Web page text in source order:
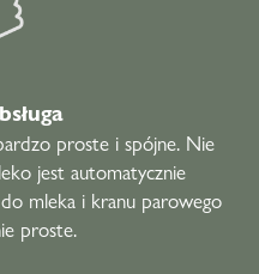
proste i spójne. Nie
jest automatycznie
do mleka i kranu parowego
proste.